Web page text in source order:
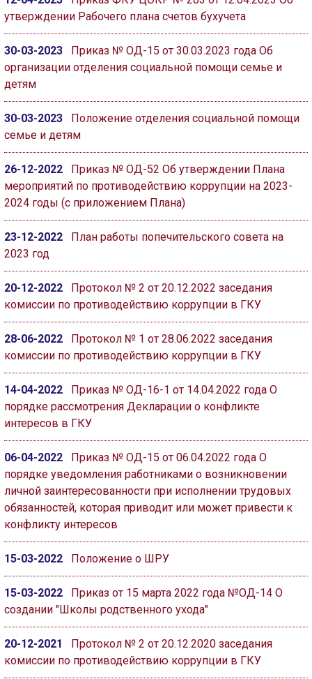
утверждении Рабочего плана счетов бухучета
30-03-2023
Приказ № ОД-15 от 30.03.2023 года Об
организации отделения социальной помощи семье и
детям
30-03-2023
Положение отделения социальной помощи
семье и детям
26-12-2022
Приказ № ОД-52 Об утверждении Плана
мероприятий по противодействию коррупции на 2023-
2024 годы (с приложением Плана)
23-12-2022
План работы попечительского совета на
2023 год
20-12-2022
Протокол № 2 от 20.12.2022 заседания
комиссии по противодействию коррупции в ГКУ
28-06-2022
Протокол № 1 от 28.06.2022 заседания
комиссии по противодействию коррупции в ГКУ
14-04-2022
Приказ № ОД-16-1 от 14.04.2022 года О
порядке рассмотрения Декларации о конфликте
интересов в ГКУ
06-04-2022
Приказ № ОД-15 от 06.04.2022 года О
порядке уведомления работниками о возникновении
личной заинтересованности при исполнении трудовых
обязанностей, которая приводит или может привести к
конфликту интересов
15-03-2022 Положение о ШРУ
15-03-2022
Приказ от 15 марта 2022 года №ОД-14 О
создании "Школы родственного ухода"
20-12-2021
Протокол № 2 от 20.12.2020 заседания
комиссии по противодействию коррупции в ГКУ